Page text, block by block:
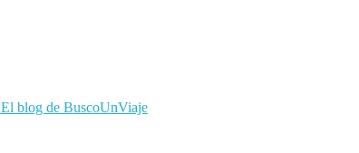
El blog de BuscoUnViaje